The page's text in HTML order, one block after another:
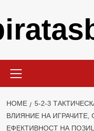
content
Menu
HOME 5-2-3
ВЛИЯНИЕ НА ИГРАЧИТЕ,
ЕФЕКТИВНОСТ НА